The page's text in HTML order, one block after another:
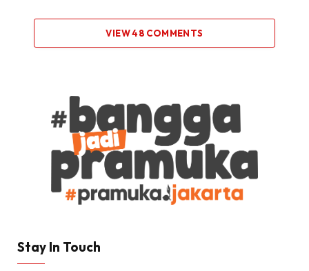
VIEW 48 COMMENTS
Stay In Touch